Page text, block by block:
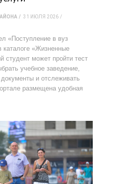
31 ИЮЛЯ 2026
«Поступление в вуз
каталоге «Жизненные
студент может пройти тест
учебное заведение,
и отслеживать
размещена удобная